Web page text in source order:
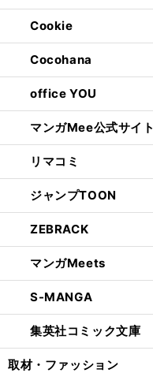
Cookie
Cocohana
office YOU
マンガMee公式サイト
リマコミ
ジャンプTOON
ZEBRACK
マンガMeets
S-MANGA
集英社コミック文庫
取材・ファッション